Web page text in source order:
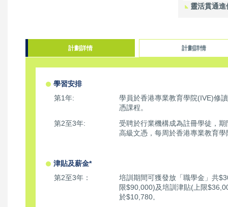
靈活貫通進
計劃詳情 計劃詳情
學習安排
第1年:
學員於香港專業教育學院(IVE)修
憑課程。
第2至3年:
受聘於行業機構成為註冊學徒，
高級文憑，每周於香港專業教育
津貼及薪金*
第2至3年：
培訓期間可獲發放「職學金」共
限$90,000)及培訓津貼(上限
於$10,780。